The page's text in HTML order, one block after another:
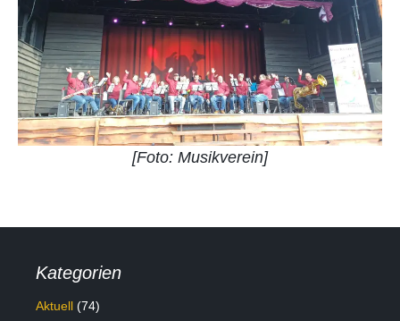
[Foto: Musikverein]
Kategorien
Aktuell (74)